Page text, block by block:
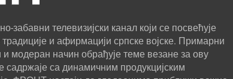
забавни телевизијски канал који се посвећује
и афирмацији српске војске. Примарни
модеран начин обрађује теме везане за ову
садржаје са динамичним продукцијским